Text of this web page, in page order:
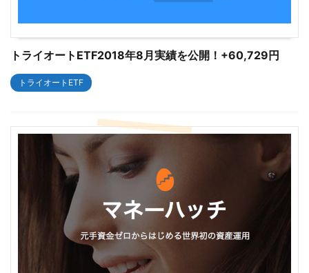
トライオートETF2018年8月実績を公開！+60,729円
トライオートETF